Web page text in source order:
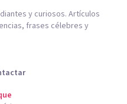
y curiosos. Artículos
frases célebres y